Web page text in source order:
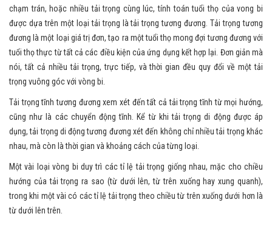
chạm trán, hoặc nhiều tải trọng cùng lúc, tính toán tuổi thọ của vong bi
được dựa trên một loại tải trọng là tải trọng tương đương. Tải trọng tương
đương là một loại giá trị đơn, tạo ra một tuổi thọ mong đợi tương đương với
tuổi thọ thực từ tất cả các điều kiện của ứng dụng kết hợp lại. Đơn giản mà
nói, tất cả nhiều tải trọng, trực tiếp, và thời gian đều quy đổi về một tải
trọng vuông góc với vòng bi.
Tải trọng tĩnh tương đương xem xét đến tất cả tải trọng tĩnh từ mọi hướng,
cũng như là các chuyển động tĩnh. Kể từ khi tải trọng di động được áp
dụng, tải trọng di động tương đương xét đến không chỉ nhiều tải trọng khác
nhau, mà còn là thời gian và khoảng cách của từng loại.
Một vài loại vòng bi duy trì các tỉ lệ tải trọng giống nhau, mặc cho chiều
hướng của tải trọng ra sao (từ dưới lên, từ trên xuống hay xung quanh),
trong khi một vài có các tỉ lệ tải trọng theo chiều từ trên xuống dưới hơn là
từ dưới lên trên.